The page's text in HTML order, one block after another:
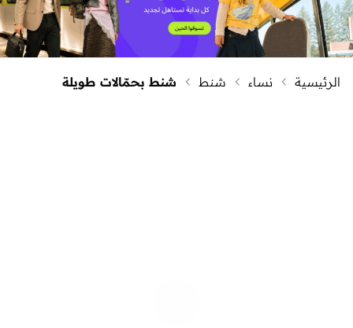
الرئيسية نساء شنط شنط بحمّالات طويلة